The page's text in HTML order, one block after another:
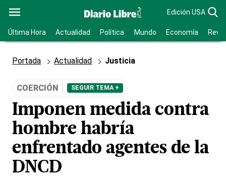
Edición USA
Última Hora Actualidad Política Mundo Economía
Portada Actualidad Justicia
COERCIÓN SEGUIR TEMA +
Imponen medida contra
hombre habría
enfrentado agentes de la
DNCD